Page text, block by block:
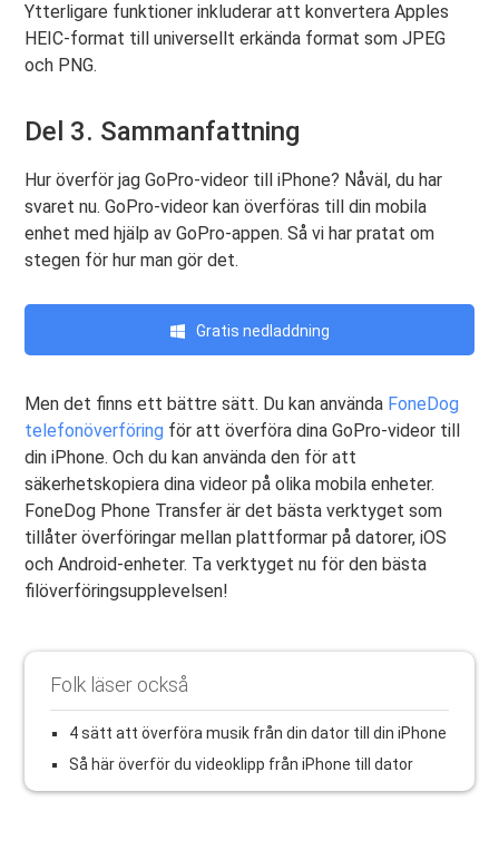
Ytterligare funktioner inkluderar att konvertera Apples
HEIC-format till universellt erkända format som JPEG
och PNG.
Del 3. Sammanfattning
Hur överför jag GoPro-videor till iPhone? Nåväl, du har
svaret nu. GoPro-videor kan överföras till din mobila
enhet med hjälp av GoPro-appen. Så vi har pratat om
stegen för hur man gör det.
Gratis nedladdning
Men det finns ett bättre sätt. Du kan använda FoneDog
telefonöverföring för att överföra dina GoPro-videor till
din iPhone. Och du kan använda den för att
säkerhetskopiera dina videor på olika mobila enheter.
FoneDog Phone Transfer är det bästa verktyget som
tillåter överföringar mellan plattformar på datorer, iOS
och Android-enheter. Ta verktyget nu för den bästa
filöverföringsupplevelsen!
Folk läser också
4 sätt att överföra musik från din dator till din iPhone
Så här överför du videoklipp från iPhone till dator